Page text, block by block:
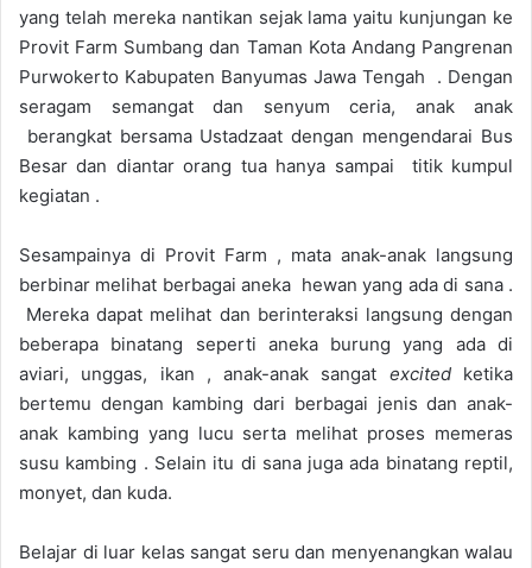
yang telah mereka nantikan sejak lama yaitu kunjungan ke
Provit Farm Sumbang dan Taman Kota Andang Pangrenan
Purwokerto Kabupaten Banyumas Jawa Tengah . Dengan
seragam semangat dan senyum ceria, anak anak
berangkat bersama Ustadzaat dengan mengendarai Bus
Besar dan diantar orang tua hanya sampai titik kumpul
kegiatan .
Sesampainya di Provit Farm , mata anak-anak langsung
berbinar melihat berbagai aneka hewan yang ada di sana .
Mereka dapat melihat dan berinteraksi langsung dengan
beberapa binatang seperti aneka burung yang ada di
aviari, unggas, ikan , anak-anak sangat excitedketika
bertemu dengan kambing dari berbagai jenis dan anak-
anak kambing yang lucu serta melihat proses memeras
susu kambing . Selain itu di sana juga ada binatang reptil,
monyet, dan kuda.
Belajar di luar kelas sangat seru dan menyenangkan walau